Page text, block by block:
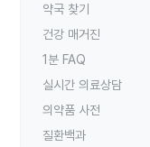
약국 찾기
건강 매거진
1분 FAQ
실시간 의료상담
의약품 사전
질환백과